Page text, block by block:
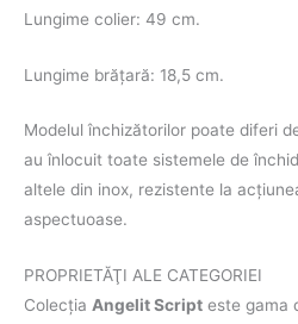
Lungime colier: 49 cm.
Lungime brățară: 18,5 cm.
Modelul închizătorilor poate diferi
au înlocuit toate sistemele de
altele din inox, rezistente la
aspectuoase.
PROPRIETĂŢI ALE CATEGORIEI
Colecţia Angelit Script este gama